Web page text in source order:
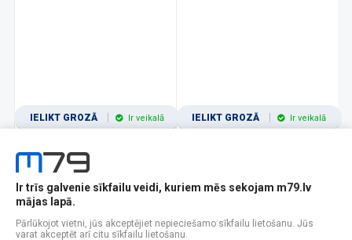
IELIKT GROZĀ Ir veikalā IELIKT GROZĀ Ir veikalā
1 2 3 4 5 6 7 8 9 10 11
Popularitātes Rādīt 12
Ir trīs galvenie sīkfailu veidi, kuriem mēs sekojam m79.lv
mājas lapā.
Pārlūkojot vietni, jūs akceptējiet nepieciešamo sīkfailu lietošanu. Jūs
varat akceptēt arī citu sīkfailu lietošanu.